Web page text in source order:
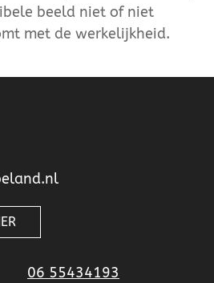
beeld niet of niet
met de werkelijkheid.
06 55434193